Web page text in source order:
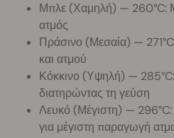
Μπλε (Χαμηλή) — 260°C:
ατμός
Πράσινο (Μεσαία) —
και ατμού
Κόκκινο (Υψηλή) —
διατηρώντας τη γεύση
Λευκό (Μέγιστη) —
για μέγιστη παραγωγή